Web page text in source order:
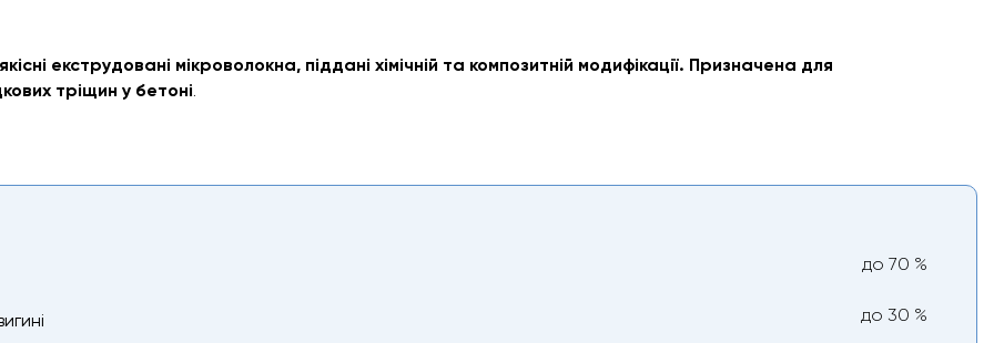
екструдовані мікроволокна, піддані хімічній та композитній модифікації. Призначена для
тріщин у бетоні.
до 70 %
до 30 %